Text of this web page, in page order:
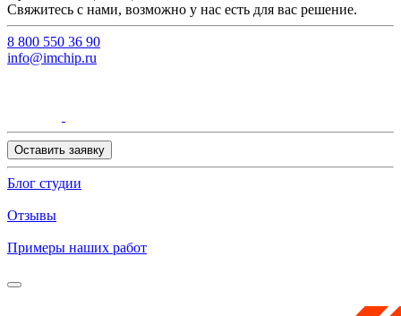
Свяжитесь с нами, возможно у нас есть для вас решение.
8 800 550 36 90
info@imchip.ru
Оставить заявку
Блог студии
Отзывы
Примеры наших работ